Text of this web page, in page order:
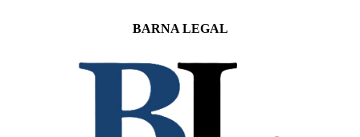
BARNA LEGAL